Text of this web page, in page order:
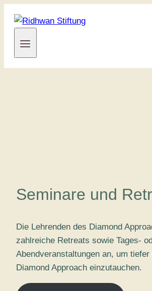
Inhalt
Seminare und
Die Lehrenden des Diamond
zahlreiche Retreats sowie Tages-
Abendveranstaltungen an, um tiefer
Diamond Approach einzutauchen.